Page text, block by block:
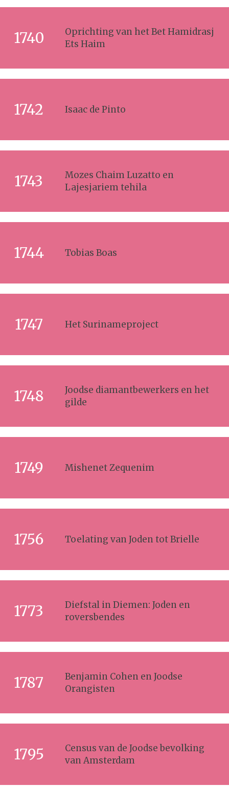
1740
Oprichting van het Bet Hamidrasj
Ets Haim
1742 Isaac de Pinto
1743
Mozes Chaim Luzatto en
Lajesjariem tehila
1744 Tobias Boas
1747 Het Surinameproject
1748
Joodse diamantbewerkers en het
gilde
1749 Mishenet Zequenim
1756 Toelating van Joden tot Brielle
1773
Diefstal in Diemen: Joden en
roversbendes
1787
Benjamin Cohen en Joodse
Orangisten
1795
Census van de Joodse bevolking
van Amsterdam